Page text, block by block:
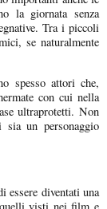
la giornata senza
Tra i piccoli
se naturalmente
spesso attori che,
con cui nella
ultraprotetti. Non
un personaggio
essere diventati una
visti nei film e